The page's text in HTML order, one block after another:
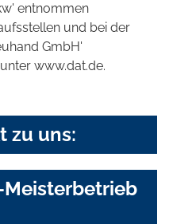
entnommen
und bei der
GmbH'
www.dat.de.
zu uns: